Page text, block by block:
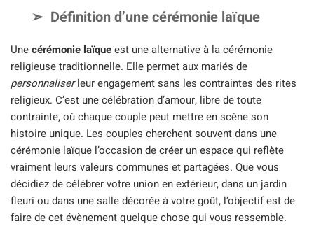
Définition d’une cérémonie laïque
Unecérémonie laïqueest une alternative à la cérémonie
religieuse traditionnelle. Elle permet aux mariés de
personnaliserleur engagement sans les contraintes des rites
religieux. C’est une célébration d’amour, libre de toute
contrainte, où chaque couple peut mettre en scène son
histoire unique. Les couples cherchent souvent dans une
cérémonie laïque l’occasion de créer un espace qui reflète
vraiment leurs valeurs communes et partagées. Que vous
décidiez de célébrer votre union en extérieur, dans un jardin
fleuri ou dans une salle décorée à votre goût, l’objectif est de
faire de cet évènement quelque chose qui vous ressemble.